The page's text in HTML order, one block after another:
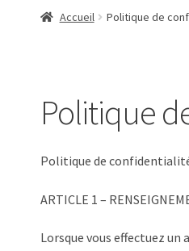
Accueil Politique de
Politique
Politique de
ARTICLE 1 –
Lorsque vous effectuez